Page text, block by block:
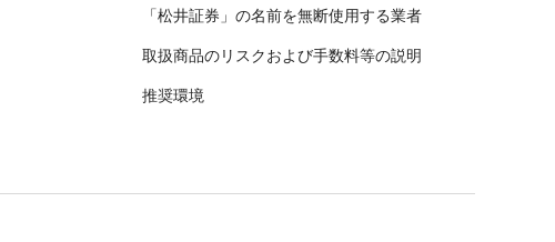
「松井証券」の名前を無断使用する業者
取扱商品のリスクおよび手数料等の説明
推奨環境